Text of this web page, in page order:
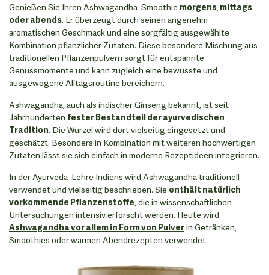
Genießen Sie Ihren Ashwagandha-Smoothie morgens,mittags
oder abends. Er überzeugt durch seinen angenehm
aromatischen Geschmack und eine sorgfältig ausgewählte
Kombination pflanzlicher Zutaten. Diese besondere Mischung aus
traditionellen Pflanzenpulvern sorgt für entspannte
Genussmomente und kann zugleich eine bewusste und
ausgewogene Alltagsroutine bereichern.
Ashwagandha, auch als indischer Ginseng bekannt, ist seit
Jahrhunderten fester Bestandteil der ayurvedischen
Tradition. Die Wurzel wird dort vielseitig eingesetzt und
geschätzt. Besonders in Kombination mit weiteren hochwertigen
Zutaten lässt sie sich einfach in moderne Rezeptideen integrieren.
In der Ayurveda-Lehre Indiens wird Ashwagandha traditionell
verwendet und vielseitig beschrieben. Sie enthält natürlich
vorkommende Pflanzenstoffe, die in wissenschaftlichen
Untersuchungen intensiv erforscht werden. Heute wird
Ashwagandha vor allem in Form von Pulverin Getränken,
Smoothies oder warmen Abendrezepten verwendet.